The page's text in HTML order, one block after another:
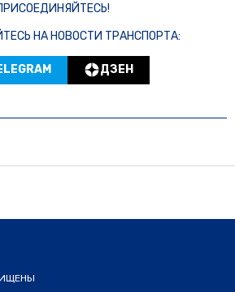
НА НОВОСТИ ТРАНСПОРТА:
ДЗЕН